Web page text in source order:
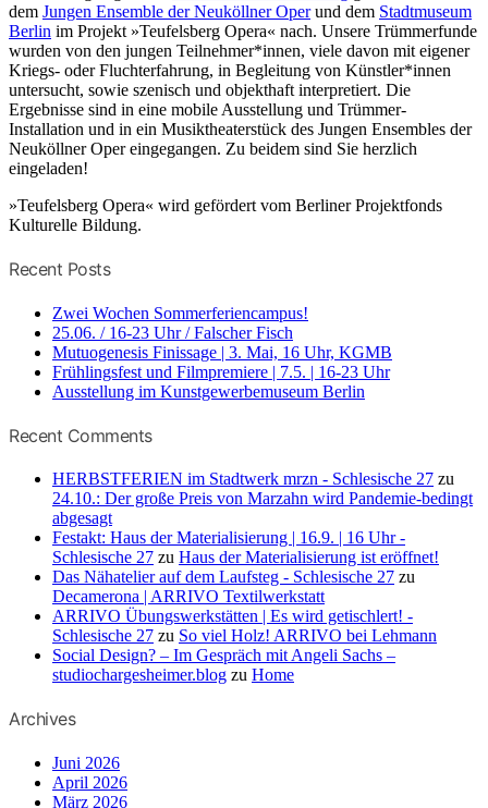
dem Jungen Ensemble der Neuköllner Operund dem Stadtmuseum
Berlin im Projekt »Teufelsberg Opera« nach. Unsere Trümmerfunde
wurden von den jungen Teilnehmer*innen, viele davon mit eigener
Kriegs- oder Fluchterfahrung, in Begleitung von Künstler*innen
untersucht, sowie szenisch und objekthaft interpretiert. Die
Ergebnisse sind in eine mobile Ausstellung und Trümmer-
Installation und in ein Musiktheaterstück des Jungen Ensembles der
Neuköllner Oper eingegangen. Zu beidem sind Sie herzlich
eingeladen!
»Teufelsberg Opera« wird gefördert vom Berliner Projektfonds
Kulturelle Bildung.
Recent Posts
Zwei Wochen Sommerferiencampus!
25.06. / 16-23 Uhr / Falscher Fisch
Mutuogenesis Finissage | 3. Mai, 16 Uhr, KGMB
Frühlingsfest und Filmpremiere | 7.5. | 16-23 Uhr
Ausstellung im Kunstgewerbemuseum Berlin
Recent Comments
HERBSTFERIEN im Stadtwerk mrzn - Schlesische 27 zu
24.10.: Der große Preis von Marzahn wird Pandemie-bedingt
abgesagt
Festakt: Haus der Materialisierung | 16.9. | 16 Uhr -
Schlesische 27 zu Haus der Materialisierung ist eröffnet!
Das Nähatelier auf dem Laufsteg - Schlesische 27 zu
Decamerona | ARRIVO Textilwerkstatt
ARRIVO Übungswerkstätten | Es wird getischlert! -
Schlesische 27 zu So viel Holz! ARRIVO bei Lehmann
Social Design? – Im Gespräch mit Angeli Sachs –
studiochargesheimer.blog zu Home
Archives
Juni 2026
April 2026
März 2026